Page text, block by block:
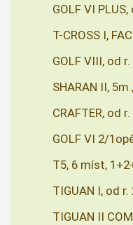
GOLF VI
T-CROSS I,
GOLF VIII, od
SHARAN II,
CRAFTER, od
GOLF VI 2/
T5, 6 míst,
TIGUAN I, od
TIGUAN II